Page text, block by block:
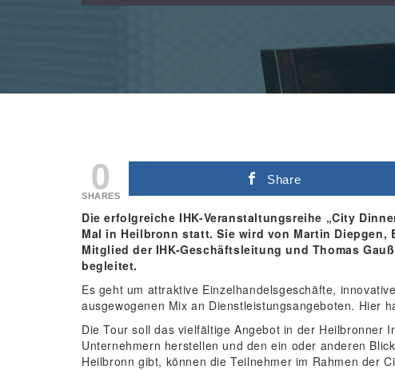
0
SHARES
Share
Die erfolgreiche IHK-Veranstaltungsreihe „City
Mal in Heilbronn statt. Sie wird von Martin Diepgen,
Mitglied der IHK-Geschäftsleitung und Thomas
begleitet.
Es geht um attraktive Einzelhandelsgeschäfte,
ausgewogenen Mix an Dienstleistungsangeboten. Hier
Die Tour soll das vielfältige Angebot in der Heilbronner
Unternehmern herstellen und den ein oder anderen
Heilbronn gibt, können die Teilnehmer im Rahmen der